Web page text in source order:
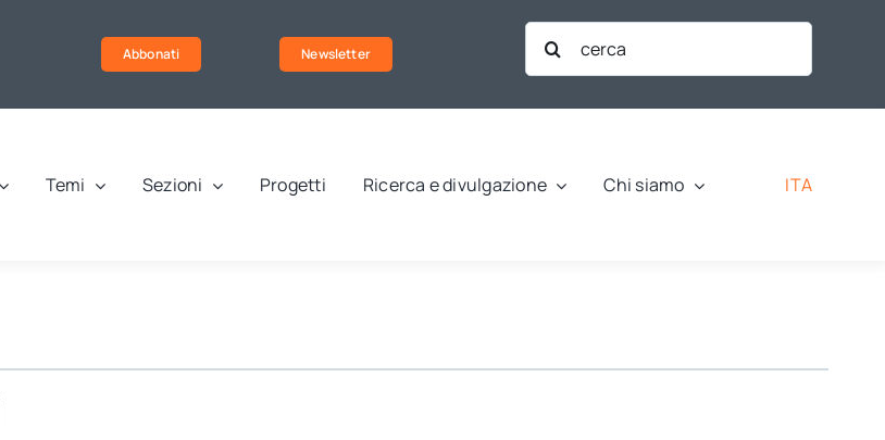
Abbonati Newsletter
Cerca
per:
Temi Sezioni Progetti Ricerca e divulgazione Chi siamo ITA